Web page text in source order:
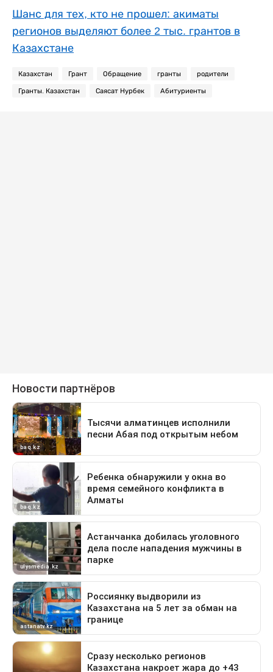
Шанс для тех, кто не прошел: акиматы
регионов выделяют более 2 тыс. грантов в
Казахстане
Казахстан Грант Обращение гранты родители
Гранты. Казахстан Саясат Нурбек Абитуриенты